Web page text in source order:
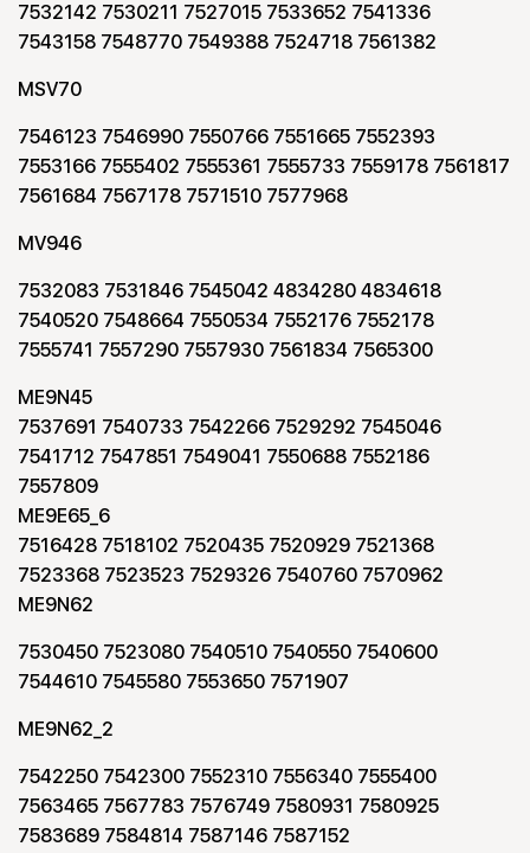
7532142 7530211 7527015 7533652 7541336
7543158 7548770 7549388 7524718 7561382
MSV70
7546123 7546990 7550766 7551665 7552393
7553166 7555402 7555361 7555733 7559178 7561817
7561684 7567178 7571510 7577968
MV946
7532083 7531846 7545042 4834280 4834618
7540520 7548664 7550534 7552176 7552178
7555741 7557290 7557930 7561834 7565300
ME9N45
7537691 7540733 7542266 7529292 7545046
7541712 7547851 7549041 7550688 7552186
7557809
ME9E65_6
7516428 7518102 7520435 7520929 7521368
7523368 7523523 7529326 7540760 7570962
ME9N62
7530450 7523080 7540510 7540550 7540600
7544610 7545580 7553650 7571907
ME9N62_2
7542250 7542300 7552310 7556340 7555400
7563465 7567783 7576749 7580931 7580925
7583689 7584814 7587146 7587152